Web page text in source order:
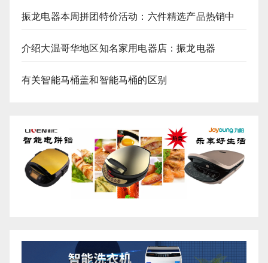
振龙电器本周拼团特价活动：六件精选产品热销中
介绍大温哥华地区知名家用电器店：振龙电器
有关智能马桶盖和智能马桶的区别